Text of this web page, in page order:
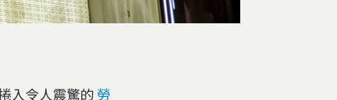
入令人震驚的 勞